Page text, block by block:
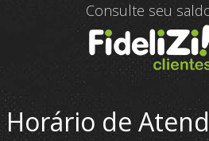
Consulte seu
Horário de